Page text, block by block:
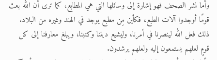
وأما نشر الصحف فهو إشارة إلى وسائلها التي هي المطابع، كما ترى أن الله بعث
قومًا أوجدوا آلات الطبع، فكأين مِن مطبع يوجد في الهند وغيره من البلاد.
ذلك فعل الله لينصرنا في أمرنا، وليشيع ديننا وكتبنا، ويبلغ معارفنا إلى كل
قومٍ لعلهم يستمعون إليه ولعلهم يرشدون.